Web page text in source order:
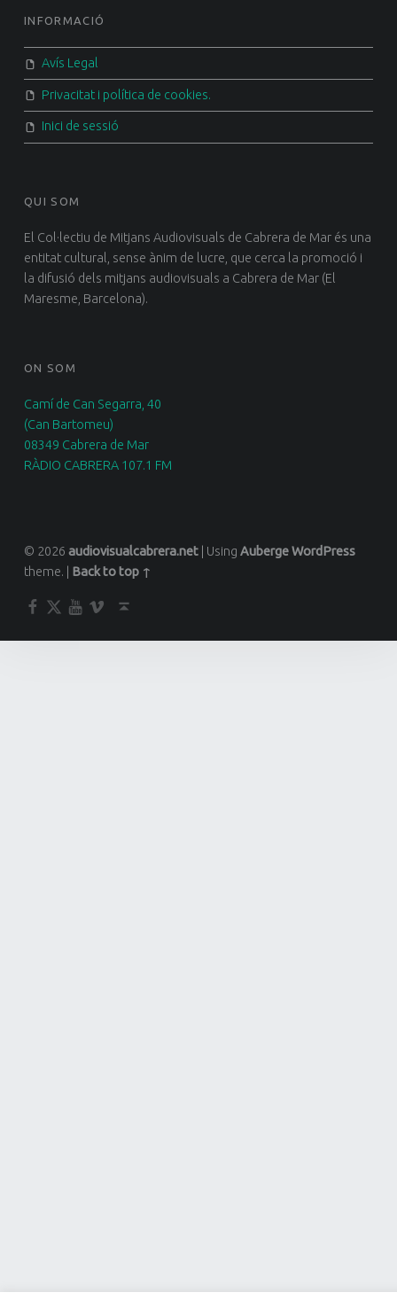
FOOTER SIDEBAR
INFORMACIÓ
Avís Legal
Privacitat i política de cookies.
Inici de sessió
QUI SOM
El Col·lectiu de Mitjans Audiovisuals de Cabrera de Mar és una
entitat cultural, sense ànim de lucre, que cerca la promoció i
la difusió dels mitjans audiovisuals a Cabrera de Mar (El
Maresme, Barcelona).
ON SOM
Camí de Can Segarra, 40
(Can Bartomeu)
08349 Cabrera de Mar
RÀDIO CABRERA 107.1 FM
© 2026 audiovisualcabrera.net Using AubergeWordPress
theme.
Back to top ↑
Facebook
TwitterYouTube
Vimeo